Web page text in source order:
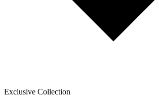
Exclusive Collection